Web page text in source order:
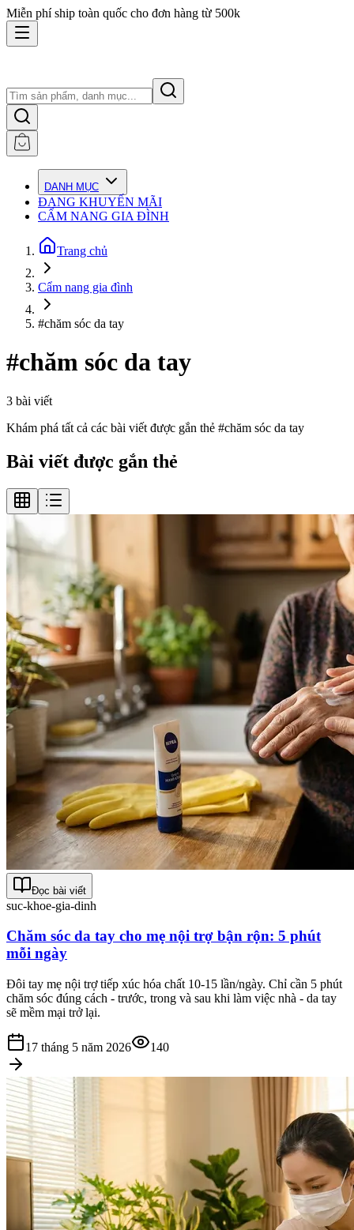
Miễn phí ship toàn quốc cho đơn hàng từ 500k
DANH MỤC
ĐANG KHUYẾN MÃI
CẨM NANG GIA ĐÌNH
Trang chủ
Cẩm nang gia đình
#chăm sóc da tay
#chăm sóc da tay
3 bài viết
Khám phá tất cả các bài viết được gắn thẻ #chăm sóc da tay
Bài viết được gắn thẻ
Đọc bài viết
suc-khoe-gia-dinh
Chăm sóc da tay cho mẹ nội trợ bận rộn: 5 phút
mỗi ngày
Đôi tay mẹ nội trợ tiếp xúc hóa chất 10-15 lần/ngày. Chỉ cần 5 phút
chăm sóc đúng cách - trước, trong và sau khi làm việc nhà - da tay
sẽ mềm mại trở lại.
17 tháng 5 năm 2026 140